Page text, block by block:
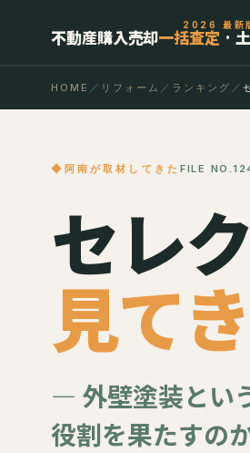
2026 最新
不動産購入売却一括査定·
HOME ／ リフォーム ／ ランキング ／
阿南が取材してきた FILE
セレ
見てき
— 外壁塗装とい
役割を果たすのか